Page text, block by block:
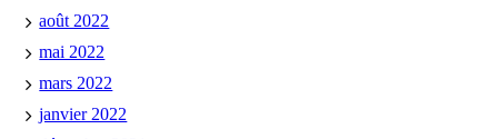
août 2022
mai 2022
mars 2022
janvier 2022